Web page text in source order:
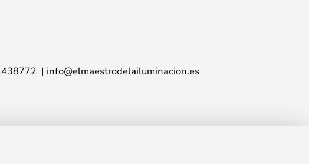
info@elmaestrodelailuminacion.es